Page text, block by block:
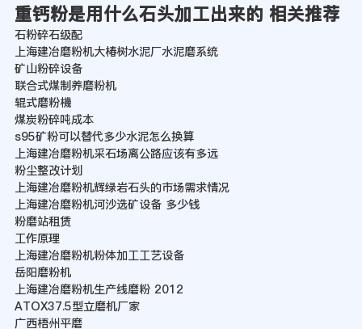
重钙粉是用什么石头加工出来的 相关推荐
石粉碎石级配
上海建冶磨粉机大椿树水泥厂水泥磨系统
矿山粉碎设备
联合式煤制养磨粉机
辊式磨粉機
煤炭粉碎吨成本
s95矿粉可以替代多少水泥怎么换算
上海建冶磨粉机采石场离公路应该有多远
粉尘整改计划
上海建冶磨粉机辉绿岩石头的市场需求情况
上海建冶磨粉机河沙选矿设备 多少钱
粉磨站租赁
工作原理
上海建冶磨粉机粉体加工工艺设备
岳阳磨粉机
上海建冶磨粉机生产线磨粉 2012
ATOX37.5型立磨机厂家
广西梧州平磨